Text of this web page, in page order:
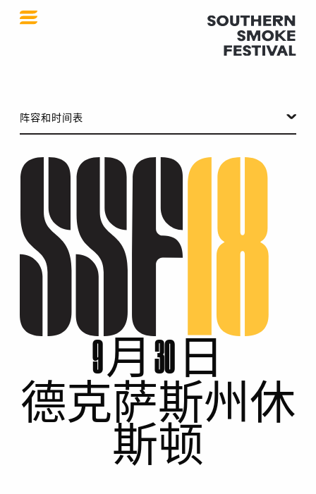
阵容和时间表
9 月 30 日
德克萨斯州休
斯顿